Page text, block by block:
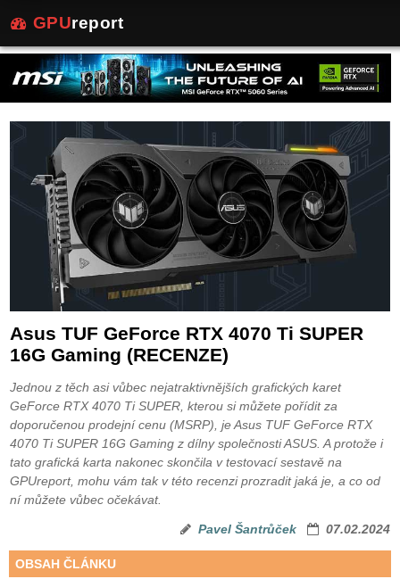
GPUreport
Asus TUF GeForce RTX 4070 Ti SUPER
16G Gaming (RECENZE)
Jednou z těch asi vůbec nejatraktivnějších grafických karet
GeForce RTX 4070 Ti SUPER, kterou si můžete pořídit za
doporučenou prodejní cenu (MSRP), je Asus TUF GeForce RTX
4070 Ti SUPER 16G Gaming z dílny společnosti ASUS. A protože i
tato grafická karta nakonec skončila v testovací sestavě na
GPUreport, mohu vám tak v této recenzi prozradit jaká je, a co od
ní můžete vůbec očekávat.
Pavel Šantrůček 07.02.2024
OBSAH ČLÁNKU